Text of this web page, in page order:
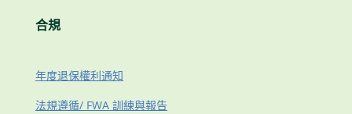
合規
年度退保權利通知
法規遵循/ FWA 訓練與報告